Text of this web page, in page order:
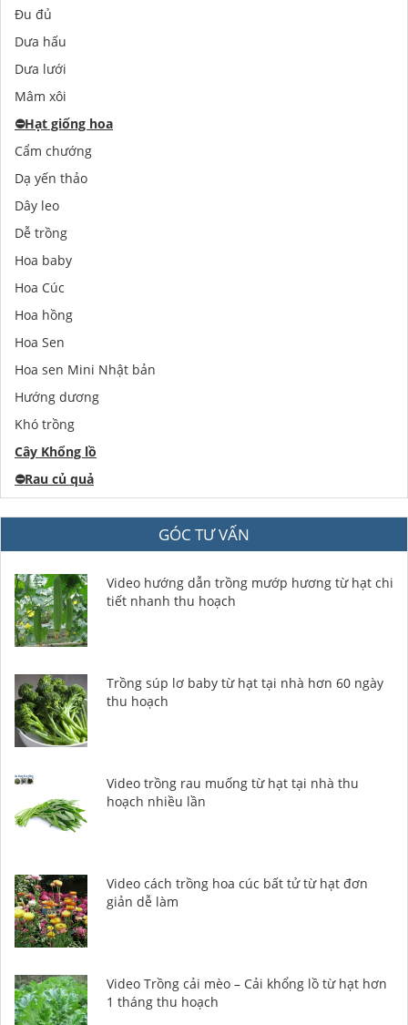
Đu đủ
Dưa hấu
Dưa lưới
Mâm xôi
⛔️Hạt giống hoa
Cẩm chướng
Dạ yến thảo
Dây leo
Dễ trồng
Hoa baby
Hoa Cúc
Hoa hồng
Hoa Sen
Hoa sen Mini Nhật bản
Hướng dương
Khó trồng
Cây Khổng lồ
⛔️Rau củ quả
GÓC TƯ VẤN
Video hướng dẫn trồng mướp hương từ hạt chi
tiết nhanh thu hoạch
Trồng súp lơ baby từ hạt tại nhà hơn 60 ngày
thu hoạch
Video trồng rau muống từ hạt tại nhà thu
hoạch nhiều lần
Video cách trồng hoa cúc bất tử từ hạt đơn
giản dễ làm
Video Trồng cải mèo – Cải khổng lồ từ hạt hơn
1 tháng thu hoạch